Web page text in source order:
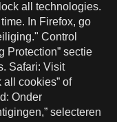
all technologies.
In Firefox, go
Control
Protection” sectie
Safari: Visit
all cookies” of
Onder
selecteren